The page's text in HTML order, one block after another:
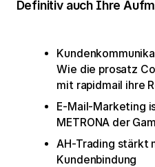
Definitiv auch Ihre
Wie die prosatz
mit rapidmail ihre
E-Mail-Marketing
METRONA der
AH-Trading stärkt
Kundenbindung